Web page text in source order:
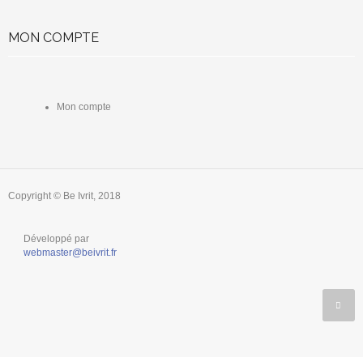
MON COMPTE
Mon compte
Copyright © Be Ivrit, 2018
Développé par
webmaster@beivrit.fr